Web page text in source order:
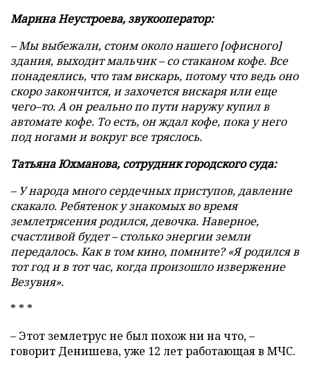
Марина Неустроева, звукооператор:
– Мы выбежали, стоим около нашего [офисного]
здания, выходит мальчик – со стаканом кофе. Все
понадеялись, что там вискарь, потому что ведь оно
скоро закончится, и захочется вискаря или еще
чего–то. А он реально по пути наружу купил в
автомате кофе. То есть, он ждал кофе, пока у него
под ногами и вокруг все тряслось.
Татьяна Юхманова, сотрудник городского суда:
– У народа много сердечных приступов, давление
скакало. Ребятенок у знакомых во время
землетрясения родился, девочка. Наверное,
счастливой будет – столько энергии земли
передалось. Как в том кино, помните? «Я родился в
тот год и в тот час, когда произошло извержение
Везувия».
* * *
– Этот землетрус не был похож ни на что, –
говорит Денишева, уже 12 лет работающая в МЧС.